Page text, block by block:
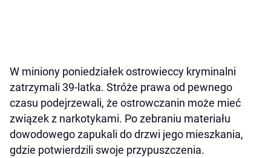
W miniony poniedziałek ostrowieccy kryminalni
zatrzymali 39-latka. Stróże prawa od pewnego
czasu podejrzewali, że ostrowczanin może mieć
związek z narkotykami. Po zebraniu materiału
dowodowego zapukali do drzwi jego mieszkania,
gdzie potwierdzili swoje przypuszczenia.